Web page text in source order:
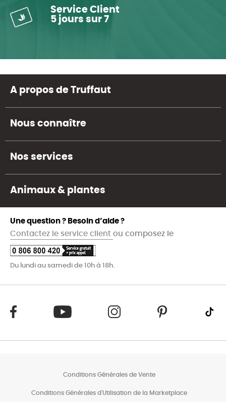
Service Client
5 jours sur 7
A propos de Truffaut
Nous connaître
Nos services
Animaux & plantes
Une question ? Besoin d’aide ?
Contactez le service client ou composez le
Du lundi au samedi de 10h à 18h.
Conditions Générales de Vente
Conditions Générales d'Utilisation de la Marketplace